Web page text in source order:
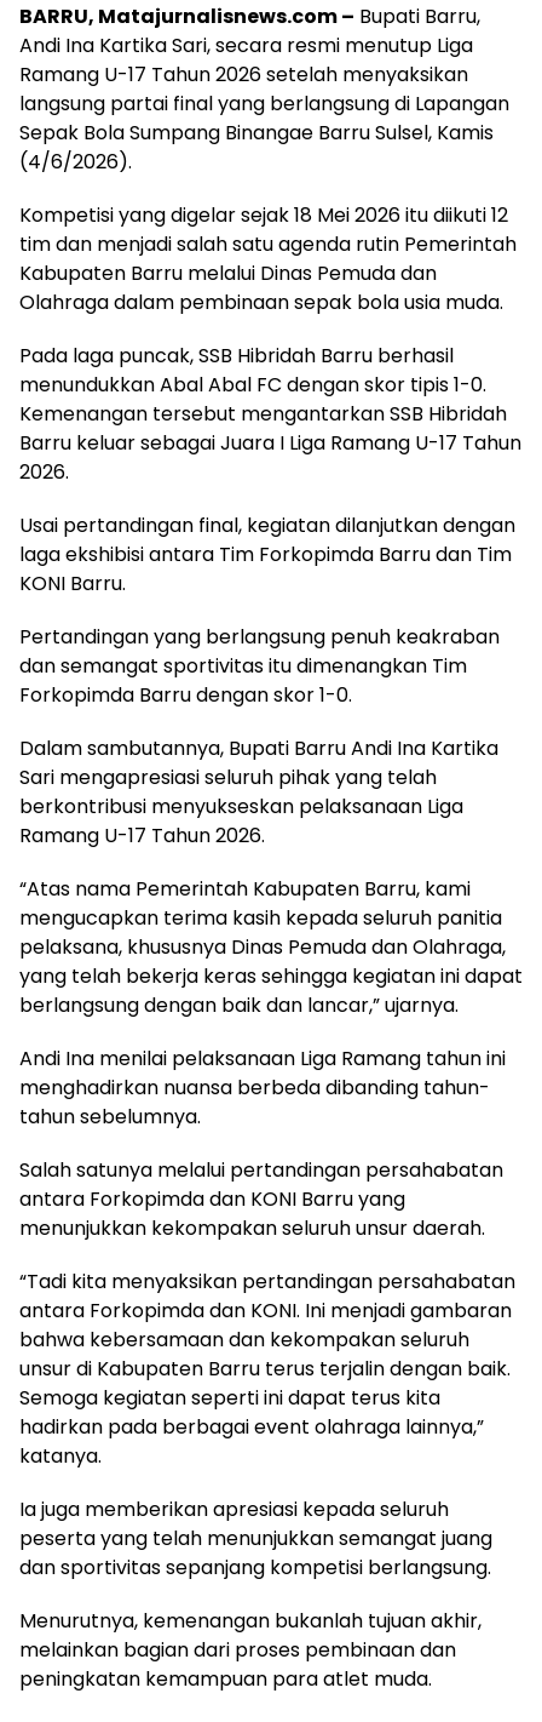
BARRU, Matajurnalisnews.com – Bupati Barru,
Andi Ina Kartika Sari, secara resmi menutup Liga
Ramang U-17 Tahun 2026 setelah menyaksikan
langsung partai final yang berlangsung di Lapangan
Sepak Bola Sumpang Binangae Barru Sulsel, Kamis
(4/6/2026).
Kompetisi yang digelar sejak 18 Mei 2026 itu diikuti 12
tim dan menjadi salah satu agenda rutin Pemerintah
Kabupaten Barru melalui Dinas Pemuda dan
Olahraga dalam pembinaan sepak bola usia muda.
Pada laga puncak, SSB Hibridah Barru berhasil
menundukkan Abal Abal FC dengan skor tipis 1-0.
Kemenangan tersebut mengantarkan SSB Hibridah
Barru keluar sebagai Juara I Liga Ramang U-17 Tahun
2026.
Usai pertandingan final, kegiatan dilanjutkan dengan
laga ekshibisi antara Tim Forkopimda Barru dan Tim
KONI Barru.
Pertandingan yang berlangsung penuh keakraban
dan semangat sportivitas itu dimenangkan Tim
Forkopimda Barru dengan skor 1-0.
Dalam sambutannya, Bupati Barru Andi Ina Kartika
Sari mengapresiasi seluruh pihak yang telah
berkontribusi menyukseskan pelaksanaan Liga
Ramang U-17 Tahun 2026.
“Atas nama Pemerintah Kabupaten Barru, kami
mengucapkan terima kasih kepada seluruh panitia
pelaksana, khususnya Dinas Pemuda dan Olahraga,
yang telah bekerja keras sehingga kegiatan ini dapat
berlangsung dengan baik dan lancar,” ujarnya.
Andi Ina menilai pelaksanaan Liga Ramang tahun ini
menghadirkan nuansa berbeda dibanding tahun-
tahun sebelumnya.
Salah satunya melalui pertandingan persahabatan
antara Forkopimda dan KONI Barru yang
menunjukkan kekompakan seluruh unsur daerah.
“Tadi kita menyaksikan pertandingan persahabatan
antara Forkopimda dan KONI. Ini menjadi gambaran
bahwa kebersamaan dan kekompakan seluruh
unsur di Kabupaten Barru terus terjalin dengan baik.
Semoga kegiatan seperti ini dapat terus kita
hadirkan pada berbagai event olahraga lainnya,”
katanya.
Ia juga memberikan apresiasi kepada seluruh
peserta yang telah menunjukkan semangat juang
dan sportivitas sepanjang kompetisi berlangsung.
Menurutnya, kemenangan bukanlah tujuan akhir,
melainkan bagian dari proses pembinaan dan
peningkatan kemampuan para atlet muda.